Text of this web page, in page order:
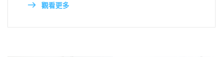
觀看更多